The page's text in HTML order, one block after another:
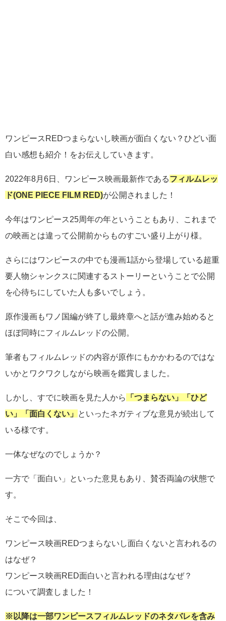
ワンピースREDつまらないし映画が面白くない？ひどい面
白い感想も紹介！をお伝えしていきます。
2022年8月6日、ワンピース映画最新作であるフィルムレッ
ド(ONE PIECE FILM RED)が公開されました！
今年はワンピース25周年の年ということもあり、これまで
の映画とは違って公開前からものすごい盛り上がり様。
さらにはワンピースの中でも漫画1話から登場している超重
要人物シャンクスに関連するストーリーということで公開
を心待ちにしていた人も多いでしょう。
原作漫画もワノ国編が終了し最終章へと話が進み始めると
ほぼ同時にフィルムレッドの公開。
筆者もフィルムレッドの内容が原作にもかかわるのではな
いかとワクワクしながら映画を鑑賞しました。
しかし、すでに映画を見た人から
「つまらない」「ひど
い」「面白くない」
といったネガティブな意見が続出して
いる様です。
一体なぜなのでしょうか？
一方で「面白い」といった意見もあり、賛否両論の状態で
す。
そこで今回は、
ワンピース映画REDつまらないし面白くないと言われるの
はなぜ？
ワンピース映画RED面白いと言われる理由はなぜ？
について調査しました！
※以降は一部ワンピースフィルムレッドのネタバレを含み